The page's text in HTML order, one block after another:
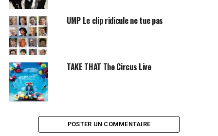
UMP Le clip ridicule ne tue pas
TAKE THAT The Circus Live
POSTER UN COMMENTAIRE